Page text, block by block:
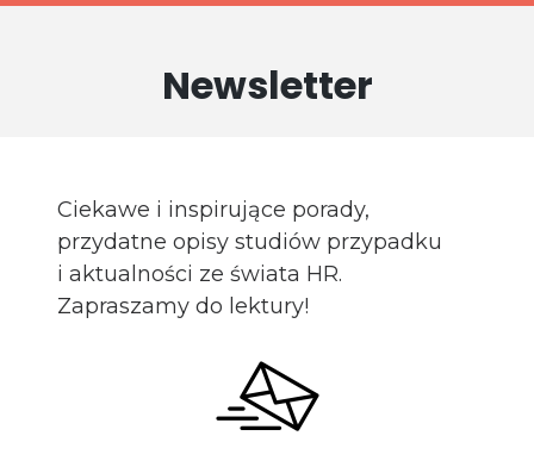
Newsletter
Ciekawe i inspirujące porady,
przydatne opisy studiów przypadku
i aktualności ze świata HR.
Zapraszamy do lektury!